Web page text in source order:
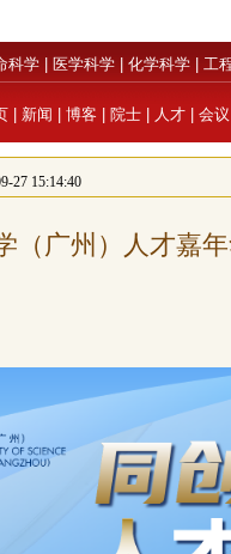
科学 医学科学 化学科学 工
新闻 博客 院士 人才 会议
27 15:14:40
（广州）人才嘉